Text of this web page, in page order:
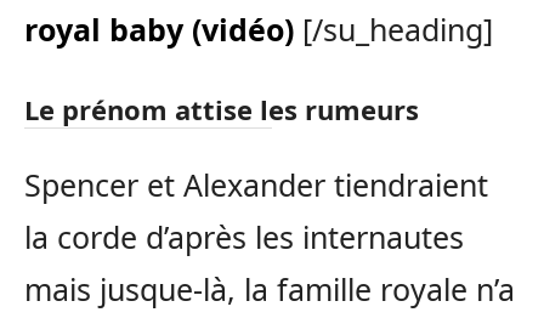
royal baby (vidéo) [/su_heading]
Le prénom attise les rumeurs
Spencer et Alexander tiendraient
la corde d’après les internautes
mais jusque-là, la famille royale n’a